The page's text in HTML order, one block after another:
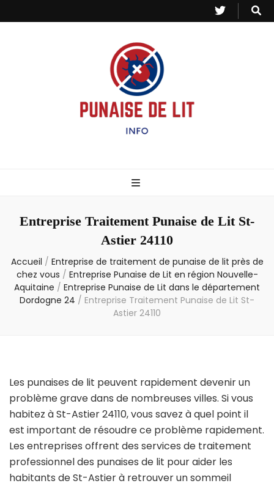
– Info
Entreprise Traitement Punaise de Lit St-
Astier 24110
Accueil / Entreprise de traitement de punaise de lit près de
chez vous / Entreprise Punaise de Lit en région Nouvelle-
Aquitaine / Entreprise Punaise de Lit dans le département
Dordogne 24 / Entreprise Traitement Punaise de Lit St-
Astier 24110
Les punaises de lit peuvent rapidement devenir un
problème grave dans de nombreuses villes. Si vous
habitez à St-Astier 24110, vous savez à quel point il
est important de résoudre ce problème rapidement.
Les entreprises offrent des services de traitement
professionnel des punaises de lit pour aider les
habitants de St-Astier à retrouver un sommeil